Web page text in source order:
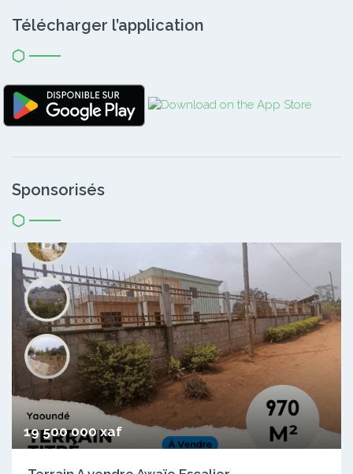
Télécharger l’application
Sponsorisés
19 500 000 xaf